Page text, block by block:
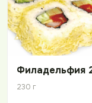
Филадельфия
230 г